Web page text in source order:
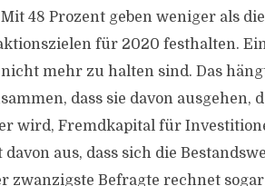
48 Prozent geben weniger als
für 2020 festhalten.
mehr zu halten sind. Das
dass sie davon ausgehen,
wird, Fremdkapital für
aus, dass sich die
zwanzigste Befragte rechnet